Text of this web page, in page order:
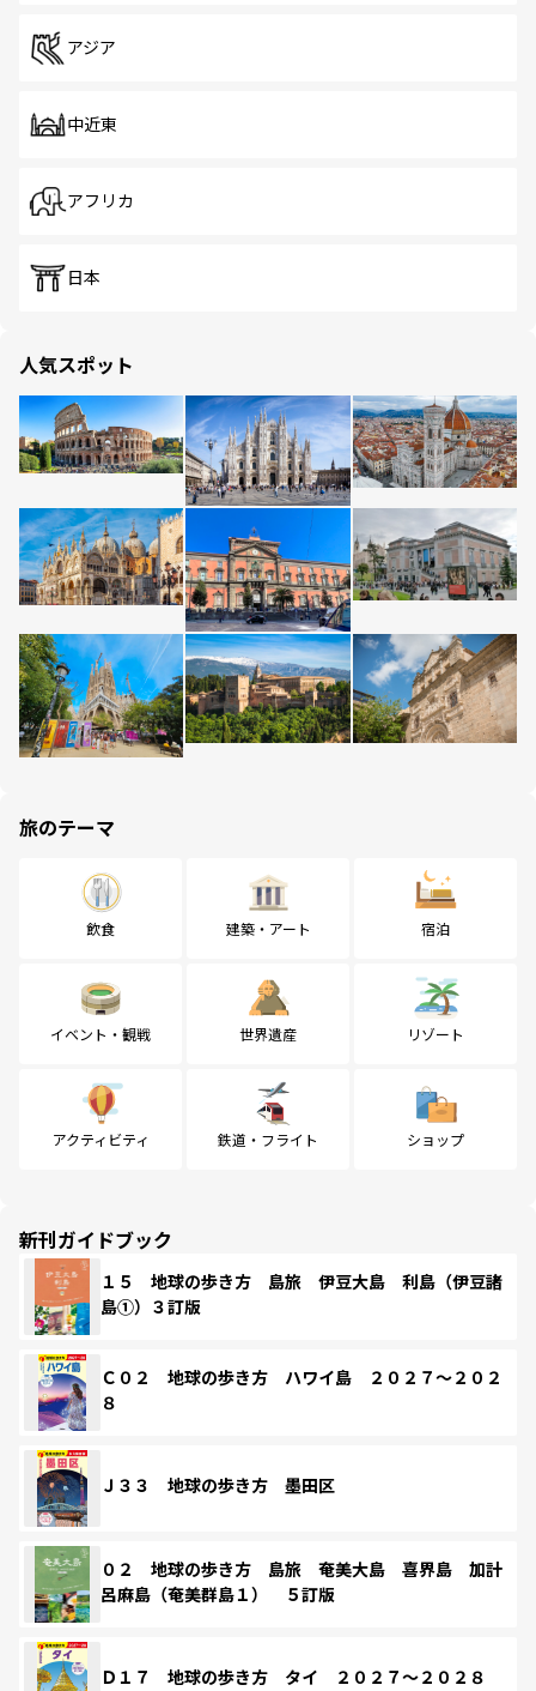
アジア
中近東
アフリカ
日本
人気スポット
旅のテーマ
飲食 建築・アート 宿泊
イベント・観戦 世界遺産 リゾート
アクティビティ 鉄道・フライト ショップ
新刊ガイドブック
１５ 地球の歩き方 島旅 伊豆大島 利島（伊豆諸
島①）３訂版
Ｃ０２ 地球の歩き方 ハワイ島 ２０２７～２０２
８
Ｊ３３ 地球の歩き方 墨田区
０２ 地球の歩き方 島旅 奄美大島 喜界島 加計
呂麻島（奄美群島１） ５訂版
Ｄ１７ 地球の歩き方 タイ ２０２７～２０２８